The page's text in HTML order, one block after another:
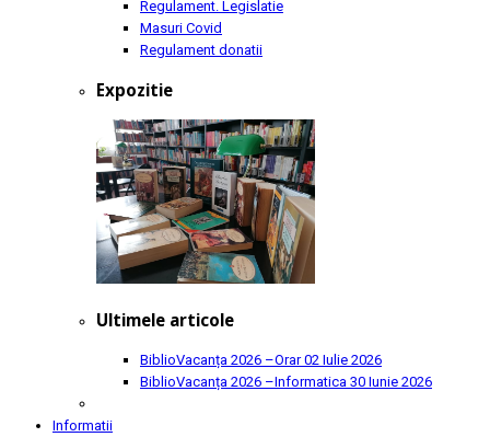
Regulament. Legislatie
Masuri Covid
Regulament donatii
Expozitie
Ultimele articole
BiblioVacanța 2026 –Orar02 Iulie 2026
BiblioVacanța 2026 –Informatica 30 Iunie 2026
Informatii